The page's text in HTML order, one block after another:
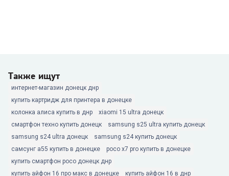
Также ищут
интернет-магазин донецк днр
купить картридж для принтера в донецке
колонка алиса купить в днр
xiaomi 15 ultra донецк
смартфон техно купить донецк
samsung s25 ultra купить донецк
samsung s24 ultra донецк
samsung s24 купить донецк
самсунг а55 купить в донецке
poco x7 pro купить в донецке
купить смартфон poco донецк днр
купить айфон 16 про макс в донецке
купить айфон 16 в днр